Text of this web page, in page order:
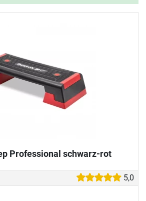
Professional schwarz-rot
5,0